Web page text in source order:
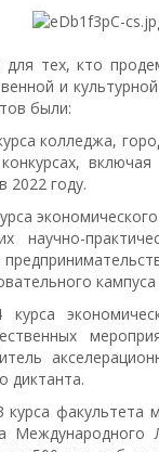
тех, кто
и
были:
колледжа,
2022 году.
научно-
диктанта.
курса
Международного